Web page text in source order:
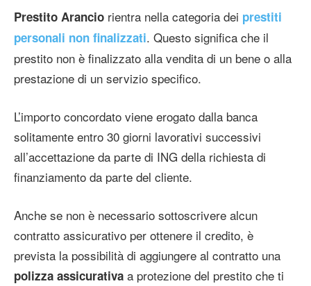
Prestito Arancio rientra nella categoria dei prestiti
personali non finalizzati. Questo significa che il
prestito non è finalizzato alla vendita di un bene o alla
prestazione di un servizio specifico.
L’importo concordato viene erogato dalla banca
solitamente entro 30 giorni lavorativi successivi
all’accettazione da parte di ING della richiesta di
finanziamento da parte del cliente.
Anche se non è necessario sottoscrivere alcun
contratto assicurativo per ottenere il credito, è
prevista la possibilità di aggiungere al contratto una
polizza assicurativa a protezione del prestito che ti